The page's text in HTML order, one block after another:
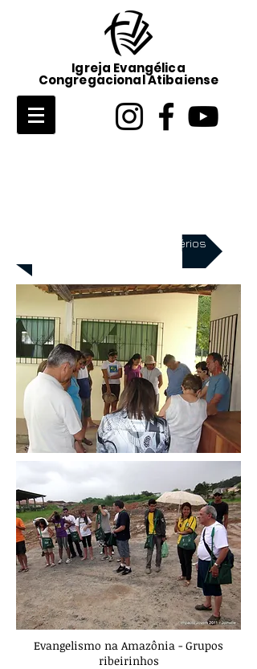
Igreja Evangélica
Congregacional Atibaiense
Conheça outros Ministérios
Evangelismo na Amazônia - Grupos
ribeirinhos